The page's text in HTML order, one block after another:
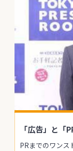
「広告」と「
PRまでのワンス